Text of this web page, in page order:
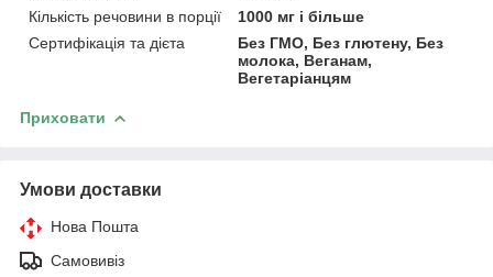
Кількість речовини в порції
1000 мг і більше
Сертифікація та дієта
Без ГМО, Без глютену, Без
молока, Веганам,
Вегетаріанцям
Приховати
Умови доставки
Нова Пошта
Самовивіз